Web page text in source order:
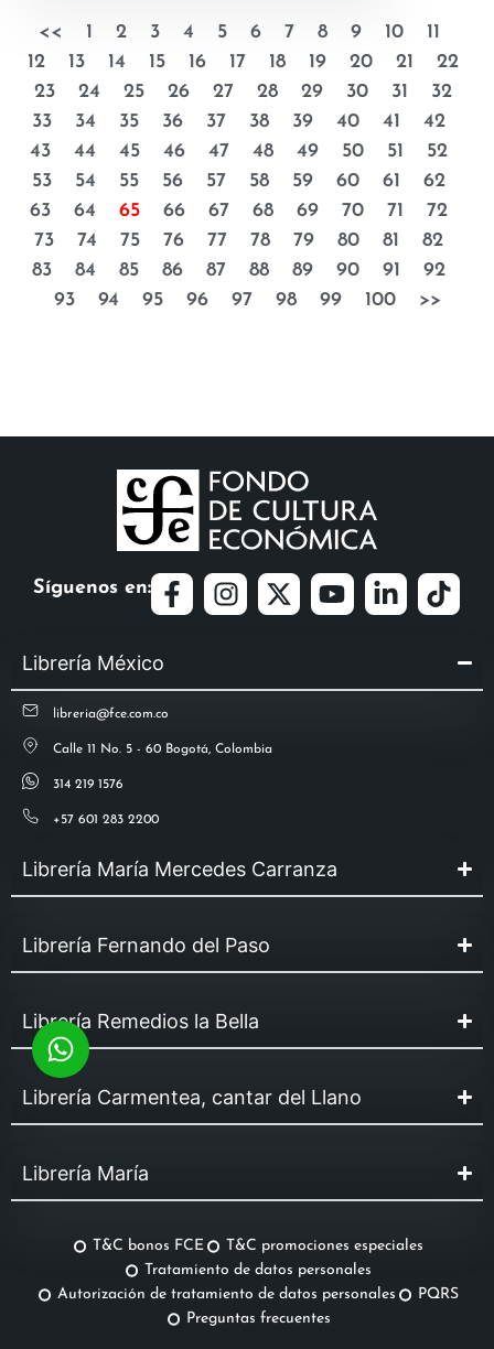
<< 1 2 3 4 5 6 7 8 9 10
11
12
13 14 15 16 17 18 19 20 21
22
23
24 25 26 27 28 29 30 31
32
33
34 35 36 37 38 39 40 41
42
43
44 45 46 47 48 49 50 51
52
53
54 55 56 57 58 59 60 61
62
63
64 65 66 67 68 69 70 71
72
73
74 75 76 77 78 79 80 81
82
83
84 85 86 87 88 89 90 91
92
93
94 95 96 97 98 99 100 >>
Síguenos en:
Librería México
libreria@fce.com.co
Calle 11 No. 5 - 60 Bogotá, Colombia
314 219 1576
+57 601 283 2200
Librería María Mercedes Carranza
Librería Fernando del Paso
Librería Remedios la Bella
Librería Carmentea, cantar del Llano
Librería María
T&C bonos FCE
T&C promociones especiales
Tratamiento de datos personales
Autorización de tratamiento de datos personales
PQRS
Preguntas frecuentes